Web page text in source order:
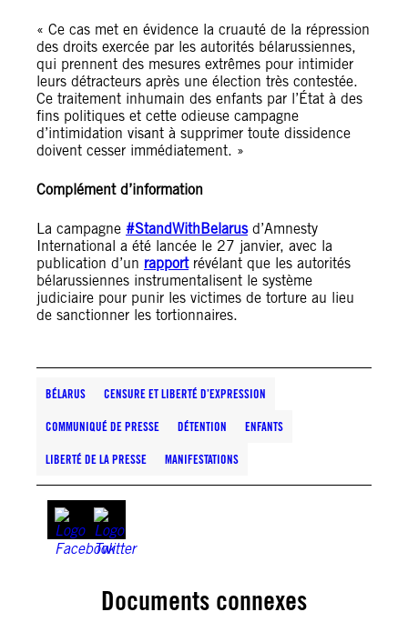
« Ce cas met en évidence la cruauté de la répression
des droits exercée par les autorités bélarussiennes,
qui prennent des mesures extrêmes pour intimider
leurs détracteurs après une élection très contestée.
Ce traitement inhumain des enfants par l’État à des
fins politiques et cette odieuse campagne
d’intimidation visant à supprimer toute dissidence
doivent cesser immédiatement. »
Complément d’information
La campagne #StandWithBelarusd’Amnesty
International a été lancée le 27 janvier, avec la
publication d’un rapportrévélant que les autorités
bélarussiennes instrumentalisent le système
judiciaire pour punir les victimes de torture au lieu
de sanctionner les tortionnaires.
BÉLARUS CENSURE ET LIBERTÉ D’EXPRESSION
COMMUNIQUÉ DE PRESSE DÉTENTION ENFANTS
LIBERTÉ DE LA PRESSE MANIFESTATIONS
Documents connexes